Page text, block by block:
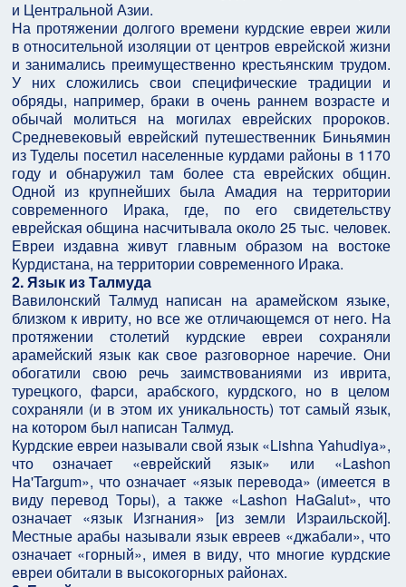
и Центральной Азии.
На протяжении долгого времени курдские евреи жили
в относительной изоляции от центров еврейской жизни
и занимались преимущественно крестьянским трудом.
У них сложились свои специфические традиции и
обряды, например, браки в очень раннем возрасте и
обычай молиться на могилах еврейских пророков.
Средневековый еврейский путешественник Биньямин
из Туделы посетил населенные курдами районы в 1170
году и обнаружил там более ста еврейских общин.
Одной из крупнейших была Амадия на территории
современного Ирака, где, по его свидетельству
еврейская община насчитывала около 25 тыс. человек.
Евреи издавна живут главным образом на востоке
Курдистана, на территории современного Ирака.
2. Язык из Талмуда
Вавилонский Талмуд написан на арамейском языке,
близком к ивриту, но все же отличающемся от него. На
протяжении столетий курдские евреи сохраняли
арамейский язык как свое разговорное наречие. Они
обогатили свою речь заимствованиями из иврита,
турецкого, фарси, арабского, курдского, но в целом
сохраняли (и в этом их уникальность) тот самый язык,
на котором был написан Талмуд.
Курдские евреи называли свой язык «Lishna Yahudiya»,
что означает «еврейский язык» или «Lashon
Ha'Targum», что означает «язык перевода» (имеется в
виду перевод Торы), а также «Lashon HaGalut», что
означает «язык Изгнания» [из земли Израильской].
Местные арабы называли язык евреев «джабали», что
означает «горный», имея в виду, что многие курдские
евреи обитали в высокогорных районах.